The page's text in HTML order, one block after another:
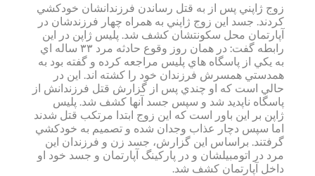
زوج ژاپني پس از به قتل رساندن فرزندانشان خودكشي
كردند. جسد اين زوج ژاپني به همراه چهار فرزندشان در
آپارتمان محل سكونتشان كشف شد. پليس ژاپن در اين
رابطه گفت: در همان روز وقوع حادثه مرد ۳۳ ساله اي
به يكي از پاسگاه هاي پليس مراجعه كرده و گفته بود به
همدستي همسرش فرزندان خود را كشته اند. اين در
حالي است كه او چندي پس از گزارش قتل فرزندانش از
پاسگاه ناپديد شد و سپس جسد آنها كشف شد. پليس
ژاپن بر اين باور است كه اين زوج ابتدا مرتكب قتل شدند
اما سپس دچار عذاب وجدان شده و تصميم به خودكشي
گرفتند. براساس اين گزارش، جسد زن و فرزندان اين
مرد در اتومبيلشان و در پاركينگ آپارتمان و جسد خود او
داخل آپارتمان كشف شد.